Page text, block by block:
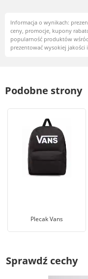
Informacja o wynikach:
ceny, promocje, kupony
popularność produktów
prezentować wysokiej jakości
Podobne strony
Plecak Vans
Sprawdź cechy